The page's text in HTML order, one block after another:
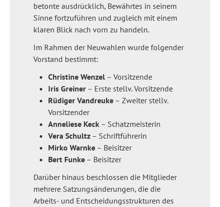
betonte ausdrücklich, Bewährtes in seinem
Sinne fortzuführen und zugleich mit einem
klaren Blick nach vorn zu handeln.
Im Rahmen der Neuwahlen wurde folgender
Vorstand bestimmt:
Christine Wenzel – Vorsitzende
Iris Greiner – Erste stellv. Vorsitzende
Rüdiger Vandreuke – Zweiter stellv.
Vorsitzender
Anneliese Keck – Schatzmeisterin
Vera Schultz – Schriftführerin
Mirko Warnke – Beisitzer
Bert Funke – Beisitzer
Darüber hinaus beschlossen die Mitglieder
mehrere Satzungsänderungen, die die
Arbeits- und Entscheidungsstrukturen des